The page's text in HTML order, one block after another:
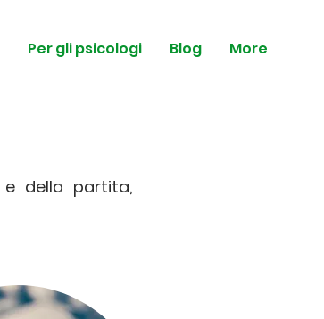
Per gli psicologi Blog More
della partita,